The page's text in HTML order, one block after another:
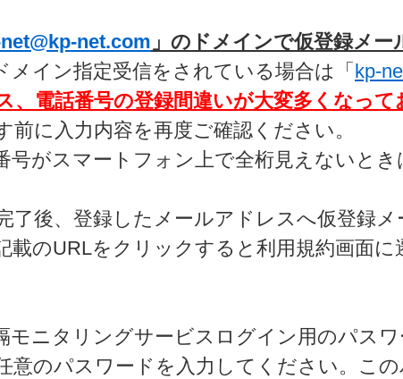
net.com 」のドメインで仮登録メー
メイン指定受信をされている場合は「 kp-
、電話番号の登録間違いが大変多くなって
前に入力内容を再度ご確認ください。
号がスマートフォン上で全桁見えないと
了後、登録したメールアドレスへ仮登録メ
載のURLをクリックすると利用規約画面
モニタリングサービスログイン用のパス
意のパスワードを入力してください。こ